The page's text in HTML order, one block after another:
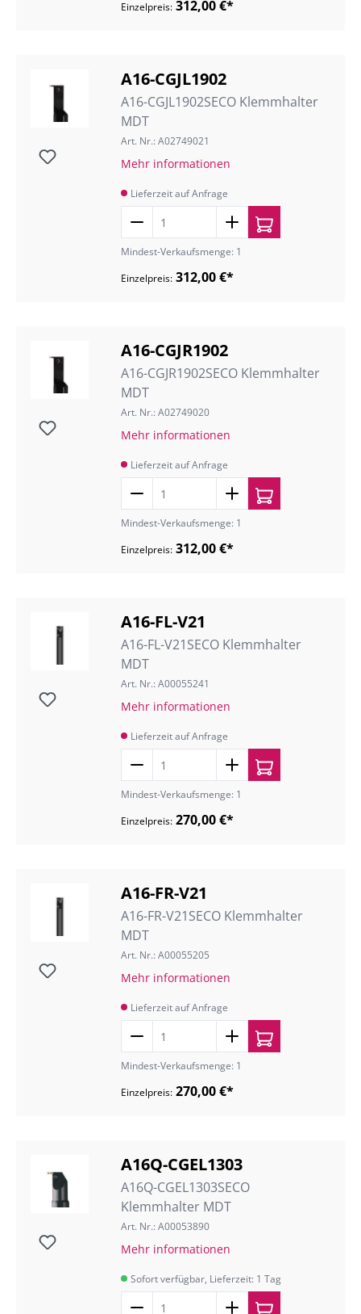
Einzelpreis: 312,00 €*
A16-CGJL1902
A16-CGJL1902SECO Klemmhalter
MDT
Art. Nr.: A02749021
Mehr informationen
Lieferzeit auf Anfrage
Mindest-Verkaufsmenge: 1
Einzelpreis: 312,00 €*
A16-CGJR1902
A16-CGJR1902SECO Klemmhalter
MDT
Art. Nr.: A02749020
Mehr informationen
Lieferzeit auf Anfrage
Mindest-Verkaufsmenge: 1
Einzelpreis: 312,00 €*
A16-FL-V21
A16-FL-V21SECO Klemmhalter
MDT
Art. Nr.: A00055241
Mehr informationen
Lieferzeit auf Anfrage
Mindest-Verkaufsmenge: 1
Einzelpreis: 270,00 €*
A16-FR-V21
A16-FR-V21SECO Klemmhalter
MDT
Art. Nr.: A00055205
Mehr informationen
Lieferzeit auf Anfrage
Mindest-Verkaufsmenge: 1
Einzelpreis: 270,00 €*
A16Q-CGEL1303
A16Q-CGEL1303SECO
Klemmhalter MDT
Art. Nr.: A00053890
Mehr informationen
Sofort verfügbar, Lieferzeit: 1 Tag